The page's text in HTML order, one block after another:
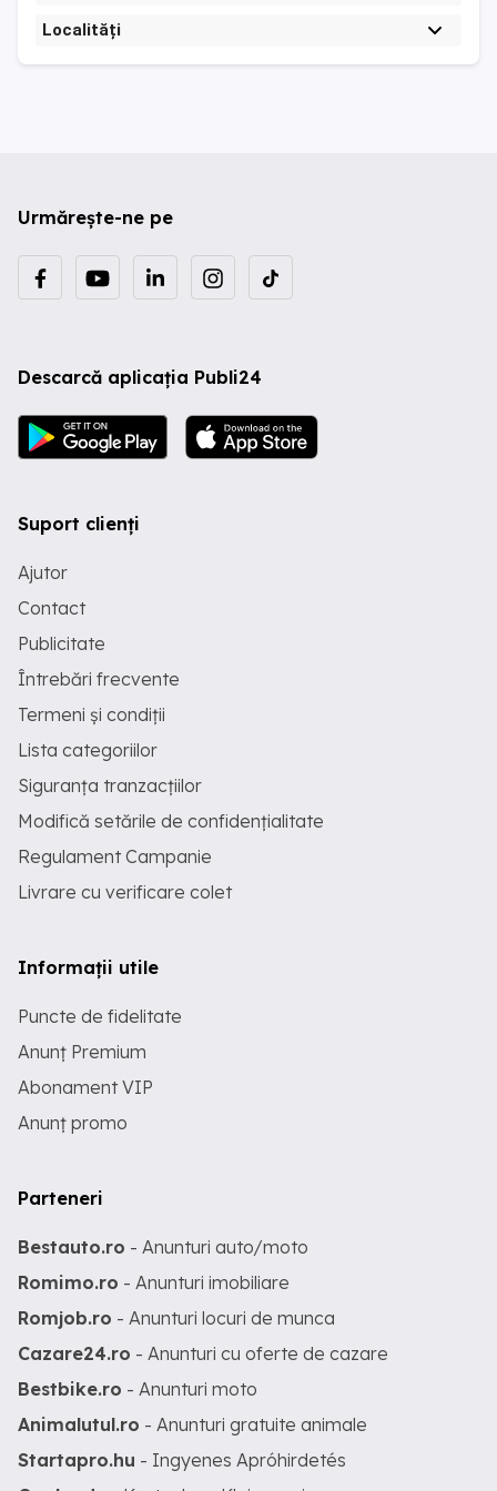
Localități
Urmărește-ne pe
Descarcă aplicația Publi24
Suport clienți
Ajutor
Contact
Publicitate
Întrebări frecvente
Termeni și condiții
Lista categoriilor
Siguranța tranzacțiilor
Modifică setările de confidențialitate
Regulament Campanie
Livrare cu verificare colet
Informații utile
Puncte de fidelitate
Anunț Premium
Abonament VIP
Anunț promo
Parteneri
Bestauto.ro - Anunturi auto/moto
Romimo.ro - Anunturi imobiliare
Romjob.ro - Anunturi locuri de munca
Cazare24.ro - Anunturi cu oferte de cazare
Bestbike.ro - Anunturi moto
Animalutul.ro - Anunturi gratuite animale
Startapro.hu - Ingyenes Apróhirdetés